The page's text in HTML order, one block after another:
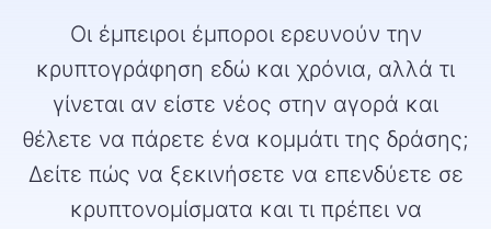
Οι έμπειροι έμποροι ερευνούν την
κρυπτογράφηση εδώ και χρόνια, αλλά τι
γίνεται αν είστε νέος στην αγορά και
θέλετε να πάρετε ένα κομμάτι της δράσης;
Δείτε πώς να ξεκινήσετε να επενδύετε σε
κρυπτονομίσματα και τι πρέπει να